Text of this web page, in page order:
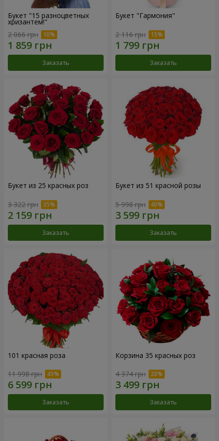
Букет "15 разноцветных
хризантем!"
2 066 грн
Заказать
Букет "Гармония"
2 116 грн
Заказать
Букет из 25 красных роз
3 322 грн
Заказать
Букет из 51 красной розы
5 998 грн
Заказать
101 красная роза
11 998 грн
Заказать
Корзина 35 красных роз
4 374 грн
Заказать